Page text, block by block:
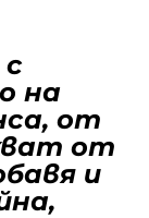
на
от
от
и